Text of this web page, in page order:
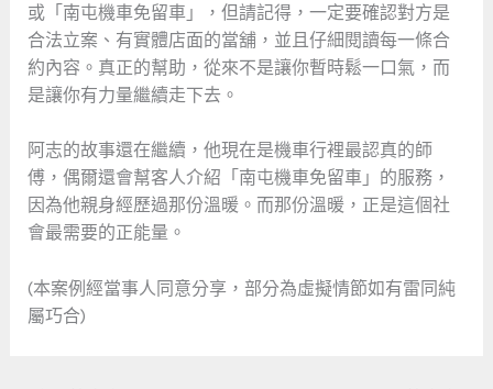
或「南屯機車免留車」，但請記得，一定要確認對方是
合法立案、有實體店面的當舖，並且仔細閱讀每一條合
約內容。真正的幫助，從來不是讓你暫時鬆一口氣，而
是讓你有力量繼續走下去。
阿志的故事還在繼續，他現在是機車行裡最認真的師
傅，偶爾還會幫客人介紹「南屯機車免留車」的服務，
因為他親身經歷過那份溫暖。而那份溫暖，正是這個社
會最需要的正能量。
(本案例經當事人同意分享，部分為虛擬情節如有雷同純
屬巧合)